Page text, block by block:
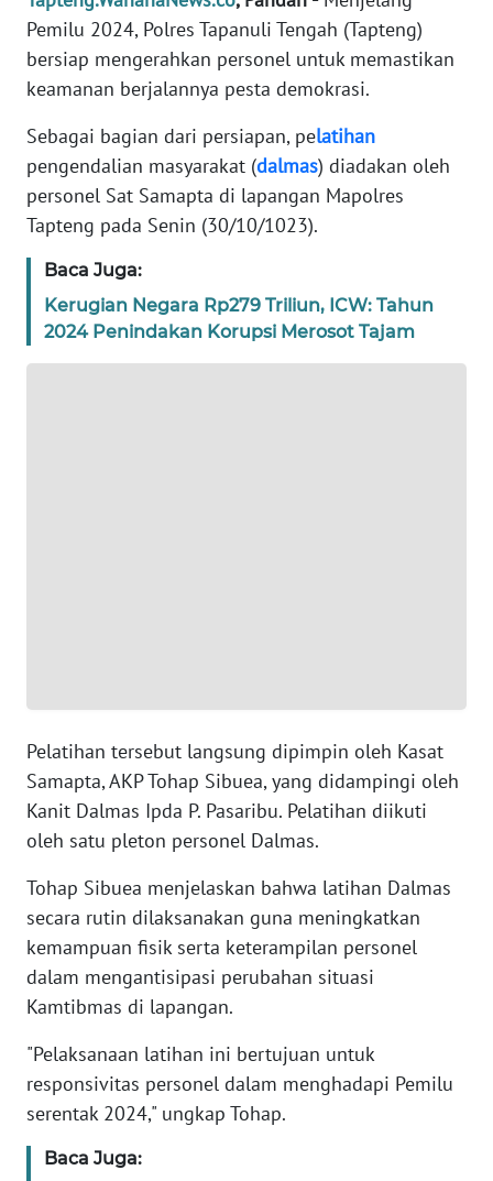
Pemilu 2024, Polres Tapanuli Tengah (Tapteng)
bersiap mengerahkan personel untuk memastikan
keamanan berjalannya pesta demokrasi.
Sebagai bagian dari persiapan, pelatihan
pengendalian masyarakat (dalmas) diadakan oleh
personel Sat Samapta di lapangan Mapolres
Tapteng pada Senin (30/10/1023).
Baca Juga:
Kerugian Negara Rp279 Triliun, ICW: Tahun
2024 Penindakan Korupsi Merosot Tajam
Pelatihan tersebut langsung dipimpin oleh Kasat
Samapta, AKP Tohap Sibuea, yang didampingi oleh
Kanit Dalmas Ipda P. Pasaribu. Pelatihan diikuti
oleh satu pleton personel Dalmas.
Tohap Sibuea menjelaskan bahwa latihan Dalmas
secara rutin dilaksanakan guna meningkatkan
kemampuan fisik serta keterampilan personel
dalam mengantisipasi perubahan situasi
Kamtibmas di lapangan.
"Pelaksanaan latihan ini bertujuan untuk
responsivitas personel dalam menghadapi Pemilu
serentak 2024," ungkap Tohap.
Baca Juga:
REDAKSI
DISCLAIMER
Wahana
News
Regional
SUMUT
WN
PAPUA
PAPUA
WN
RIAU
WN
JAMBI